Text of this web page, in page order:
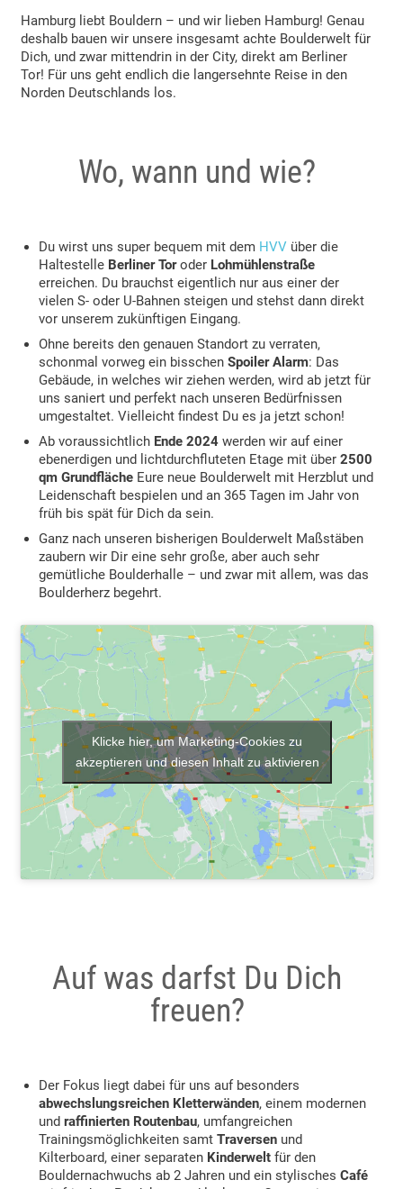
Hamburg liebt Bouldern – und wir lieben Hamburg! Genau
deshalb bauen wir unsere insgesamt achte Boulderwelt für
Dich, und zwar mittendrin in der City, direkt am Berliner
Tor! Für uns geht endlich die langersehnte Reise in den
Norden Deutschlands los.
Wo, wann und wie?
Du wirst uns super bequem mit dem HVVüber die
Haltestelle Berliner Toroder Lohmühlenstraße
erreichen. Du brauchst eigentlich nur aus einer der
vielen S- oder U-Bahnen steigen und stehst dann direkt
vor unserem zukünftigen Eingang.
Ohne bereits den genauen Standort zu verraten,
schonmal vorweg ein bisschen Spoiler Alarm: Das
Gebäude, in welches wir ziehen werden, wird ab jetzt für
uns saniert und perfekt nach unseren Bedürfnissen
umgestaltet. Vielleicht findest Du es ja jetzt schon!
Ab voraussichtlich Ende 2024werden wir auf einer
ebenerdigen und lichtdurchfluteten Etage mit über 2500
qm GrundflächeEure neue Boulderwelt mit Herzblut und
Leidenschaft bespielen und an 365 Tagen im Jahr von
früh bis spät für Dich da sein.
Ganz nach unseren bisherigen Boulderwelt Maßstäben
zaubern wir Dir eine sehr große, aber auch sehr
gemütliche Boulderhalle – und zwar mit allem, was das
Boulderherz begehrt.
Klicke hier, um Marketing-Cookies zu
akzeptieren und diesen Inhalt zu aktivieren
Auf was darfst Du Dich
freuen?
Der Fokus liegt dabei für uns auf besonders
abwechslungsreichen Kletterwänden, einem modernen
und raffinierten Routenbau, umfangreichen
Trainingsmöglichkeiten samtTraversenund
Kilterboard, einer separaten Kinderweltfür den
Bouldernachwuchs ab 2 Jahren und ein stylisches Café